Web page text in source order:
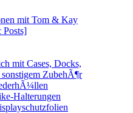
mit Tom & Kay
Posts]
mit Cases, Docks,
ZubehÃ¶r
Halterungen